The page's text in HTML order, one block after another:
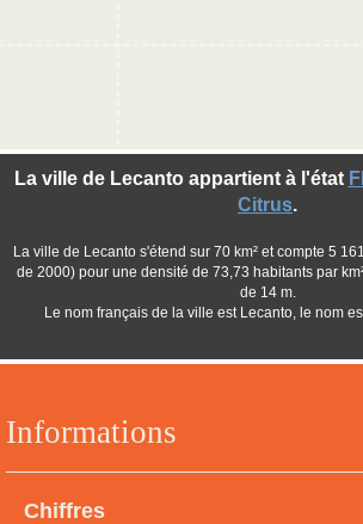
Informations
Chiffres
La ville de Lecanto appartient à l'état
Citrus.
La ville de Lecanto s'étend sur 70 km² et compte 5
de 2000) pour une densité de 73,73 habitants par
de 14 m.
Le nom français de la ville est Lecanto, le nom